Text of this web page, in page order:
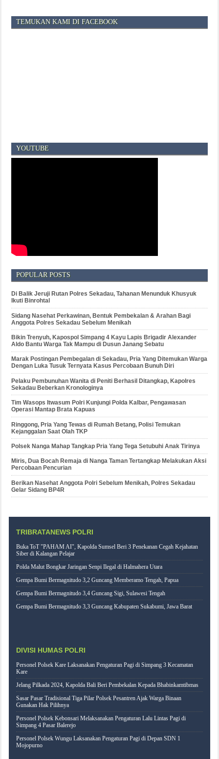
TEMUKAN KAMI DI FACEBOOK
YOUTUBE
POPULAR POSTS
Di Balik Jeruji Rutan Polres Sekadau, Tahanan Menunduk Khusyuk
Ikuti Binrohtal
Sidang Nasehat Perkawinan, Bentuk Pembekalan & Arahan Bagi
Anggota Polres Sekadau Sebelum Menikah
Bikin Trenyuh, Kapospol Simpang 4 Kayu Lapis Brigadir Alexander
Aldo Bantu Warga Tak Mampu di Dusun Janang Sebatu
Marak Postingan Pembegalan di Sekadau, Pria Yang Ditemukan Warga
Dengan Luka Tusuk Ternyata Kasus Percobaan Bunuh Diri
Pelaku Pembunuhan Wanita di Peniti Berhasil Ditangkap, Kapolres
Sekadau Beberkan Kronologinya
Tim Wasops Itwasum Polri Kunjungi Polda Kalbar, Pengawasan
Operasi Mantap Brata Kapuas
Ringgong, Pria Yang Tewas di Rumah Betang, Polisi Temukan
Kejanggalan Saat Olah TKP
Polsek Nanga Mahap Tangkap Pria Yang Tega Setubuhi Anak Tirinya
Miris, Dua Bocah Remaja di Nanga Taman Tertangkap Melakukan Aksi
Percobaan Pencurian
Berikan Nasehat Anggota Polri Sebelum Menikah, Polres Sekadau
Gelar Sidang BP4R
TRIBRATANEWS POLRI
Buka ToT "PAHAM AI", Kapolda Sumsel Beri 3 Penekanan Cegah Kejahatan
Siber di Kalangan Pelajar
Polda Malut Bongkar Jaringan Senpi Ilegal di Halmahera Utara
Gempa Bumi Bermagnitudo 3,2 Guncang Memberamo Tengah, Papua
Gempa Bumi Bermagnitudo 3,4 Guncang Sigi, Sulawesi Tengah
Gempa Bumi Bermagnitudo 3,3 Guncang Kabupaten Sukabumi, Jawa Barat
DIVISI HUMAS POLRI
Personel Polsek Kare Laksanakan Pengaturan Pagi di Simpang 3 Kecamatan
Kare
Jelang Pilkada 2024, Kapolda Bali Beri Pembekalan Kepada Bhabinkamtibmas
Sasar Pasar Tradisional Tiga Pilar Polsek Pesantren Ajak Warga Binaan
Gunakan Hak Pilihnya
Personel Polsek Kebonsari Melaksanakan Pengaturan Lalu Lintas Pagi di
Simpang 4 Pasar Balerejo
Personel Polsek Wungu Laksanakan Pengaturan Pagi di Depan SDN 1
Mojopurno